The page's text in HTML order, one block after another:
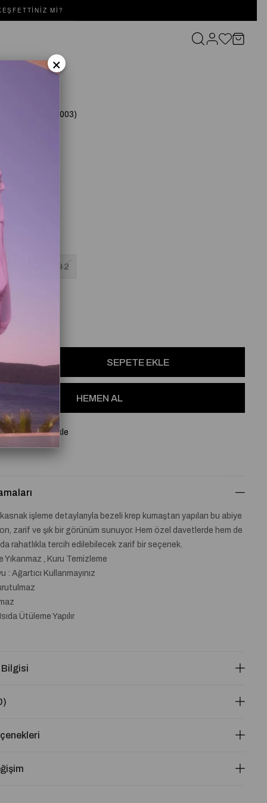
MI?
Bej
(SD252052091003)
42
Favorilere Ekle
işleme detaylarıyla bezeli krep kumaştan yapılan bu abiye
zarif ve şık bir görünüm sunuyor. Hem özel davetlerde hem de
rahatlıkla tercih edilebilecek zarif bir seçenek.
Yıkanmaz , Kuru Temizleme
: Ağartıcı Kullanmayınız
Ütüleme Yapılır
Bilgisi
×